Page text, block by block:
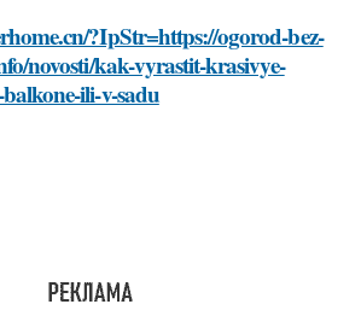
?IpStr=https://ogorod-bez-
novosti/kak-vyrastit-krasivye-
ili-v-sadu